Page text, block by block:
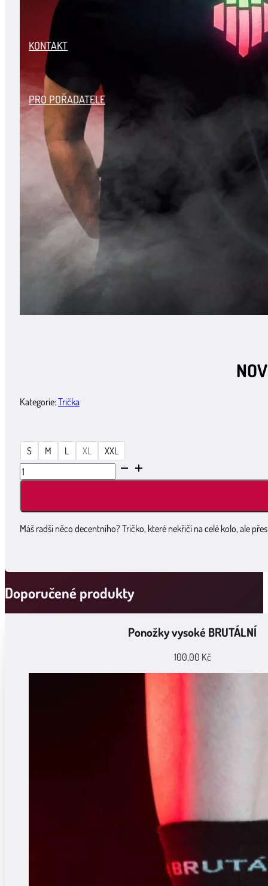
KONTAKT
PRO POŘADATELE
Kategorie:Trička
S M L XL XXL
NOVINKA!!!
Tričko
množství
Máš radši něco decentního? Tričko, které nekřičí na celé kolo, ale
Doporučené produkty
Ponožky vysoké BRUTÁLNÍ
100,00 Kč